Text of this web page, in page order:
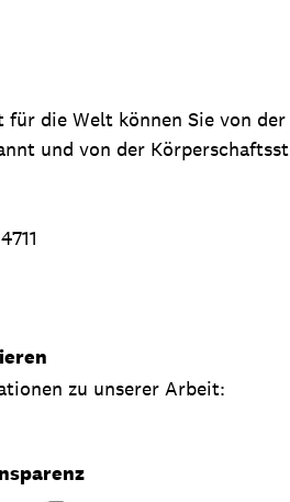
für die Welt können Sie von
und von der
zu unserer Arbeit: